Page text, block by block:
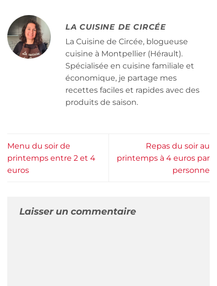
LA CUISINE DE CIRCÉE
La Cuisine de Circée, blogueuse
cuisine à Montpellier (Hérault).
Spécialisée en cuisine familiale et
économique, je partage mes
recettes faciles et rapides avec des
produits de saison.
Menu du soir de
printemps entre 2 et 4
euros
Repas du soir au
printemps à 4 euros par
personne
Laisser un commentaire